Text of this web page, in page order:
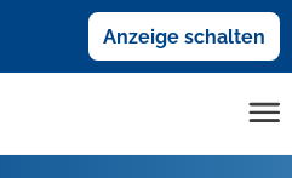
Anzeige schalten